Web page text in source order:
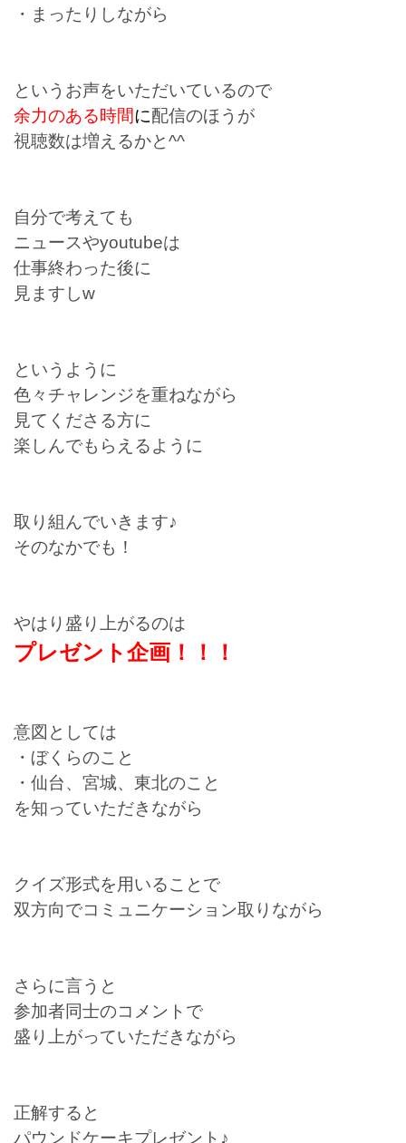
・まったりしながら
というお声をいただいているので
余力のある時間に配信のほうが
視聴数は増えるかと^^
自分で考えても
ニュースやyoutubeは
仕事終わった後に
見ますしw
というように
色々チャレンジを重ねながら
見てくださる方に
楽しんでもらえるように
取り組んでいきます♪
そのなかでも！
やはり盛り上がるのは
プレゼント企画！！！
意図としては
・ぼくらのこと
・仙台、宮城、東北のこと
を知っていただきながら
クイズ形式を用いることで
双方向でコミュニケーション取りながら
さらに言うと
参加者同士のコメントで
盛り上がっていただきながら
正解すると
パウンドケーキプレゼント♪